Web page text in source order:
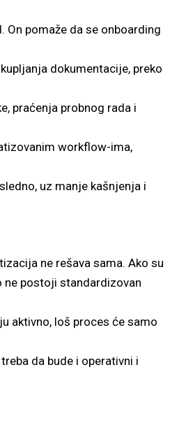
On pomaže da se onboarding
dokumentacije, preko
praćenja probnog rada i
workflow-ima,
uz manje kašnjenja i
ne rešava sama. Ako su
ne postoji standardizovan
aktivno, loš proces će samo
da bude i operativni i